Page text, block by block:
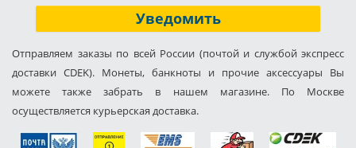
Уведомить
Отправляем заказы по всей России (почтой и службой экспресс
доставки CDEK). Монеты, банкноты и прочие аксессуары Вы
можете также забрать в нашем магазине. По Москве
осуществляется курьерская доставка.